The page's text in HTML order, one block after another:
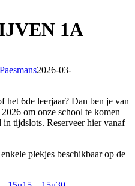
1A
2026-03-
6de leerjaar? Dan ben je van
om onze school te komen
tijdslots. Reserveer hier vanaf
plekjes beschikbaar op de